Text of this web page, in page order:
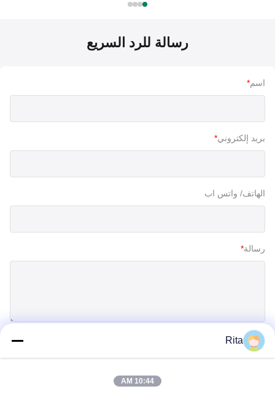
رسالة للرد السريع
اسم*
بريد إلكتروني*
الهاتف/ واتس اب
رسالة*
Rita
10:44 AM